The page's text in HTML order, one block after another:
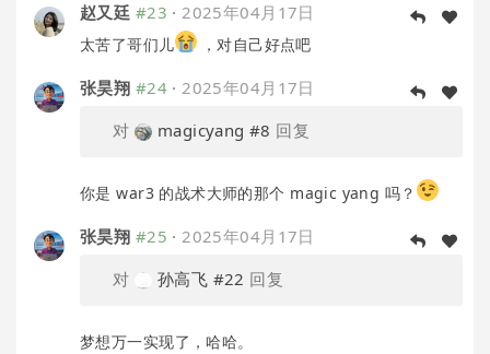
赵又廷 #23 ·2025年04月17日
太苦了哥们儿 ，对自己好点吧
张昊翔 #24·2025年04月17日
对
magicyang #8 回复
你是 war3 的战术大师的那个 magic yang 吗？
张昊翔 #25 ·2025年04月17日
对
孙高飞 #22 回复
梦想万一实现了，哈哈。